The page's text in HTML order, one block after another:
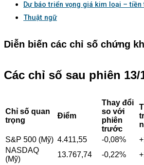
Dự báo triển vọng giá kim loại – tiền
Thuật ngữ
Diễn biến các chỉ số chứng
Các chỉ số sau phiên 13/
Chỉ số quan
trọng
Điểm
Thay đổi
so với
phiên
trước
S&P 500 (Mỹ) 4.411,55 -0,08%
NASDAQ
(Mỹ)
13.767,74 -0,22%